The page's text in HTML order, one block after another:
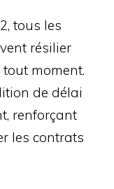
tous les
résilier
moment.
de délai
renforçant
les contrats